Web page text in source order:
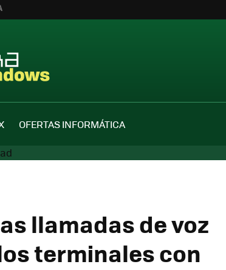
OFERTAS INFORMÁTICA
llamadas de voz
terminales con